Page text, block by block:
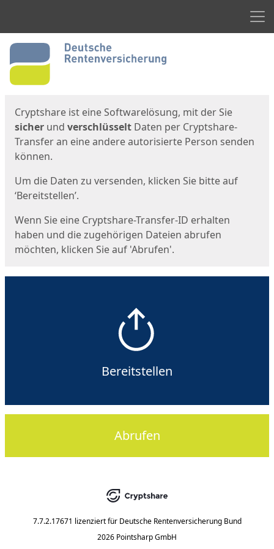
Start
Cryptshare ist eine Softwarelösung, mit der Sie
sicher und verschlüsselt Daten per Cryptshare-
Transfer an eine andere autorisierte Person senden
können.
Um die Daten zu versenden, klicken Sie bitte auf
‘Bereitstellen’.
Wenn Sie eine Cryptshare-Transfer-ID erhalten
haben und die zugehörigen Dateien abrufen
möchten, klicken Sie auf 'Abrufen'.
Bereitstellen
Abrufen
7.7.2.17671 lizenziert für Deutsche Rentenversicherung Bund
2026 Pointsharp GmbH